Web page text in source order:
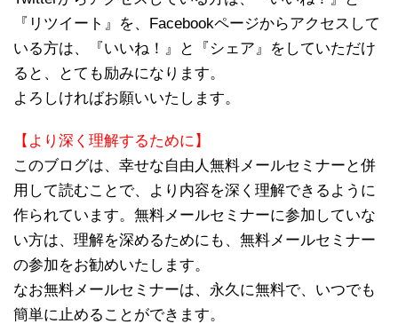
『リツイート』を、Facebookページからアクセスして
いる方は、『いいね！』と『シェア』をしていただけ
ると、とても励みになります。
よろしければお願いいたします。
【より深く理解するために】
このブログは、幸せな自由人無料メールセミナーと併
用して読むことで、より内容を深く理解できるように
作られています。無料メールセミナーに参加していな
い方は、理解を深めるためにも、無料メールセミナー
の参加をお勧めいたします。
なお無料メールセミナーは、永久に無料で、いつでも
簡単に止めることができます。